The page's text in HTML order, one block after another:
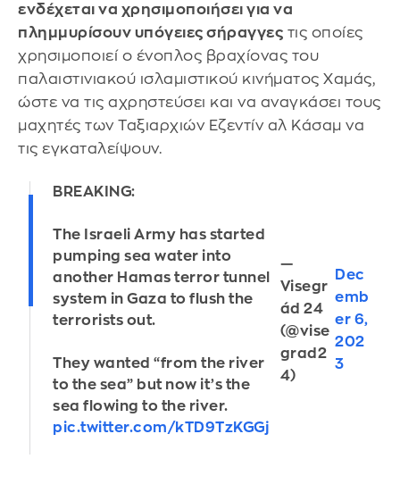
ενδέχεται να χρησιμοποιήσει για να
πλημμυρίσουν υπόγειες σήραγγες τις οποίες
χρησιμοποιεί ο ένοπλος βραχίονας του
παλαιστινιακού ισλαμιστικού κινήματος Χαμάς,
ώστε να τις αχρηστεύσει και να αναγκάσει τους
μαχητές των Ταξιαρχιών Εζεντίν αλ Κάσαμ να
τις εγκαταλείψουν.
BREAKING:
The Israeli Army has started
pumping sea water into
another Hamas terror tunnel
system in Gaza to flush the
terrorists out.
They wanted “from the river
to the sea” but now it’s the
sea flowing to the river.
pic.twitter.com/kTD9TzKGGj
—
Visegr
ád 24
(@vise
grad2
4)
Dec
emb
er 6,
202
3